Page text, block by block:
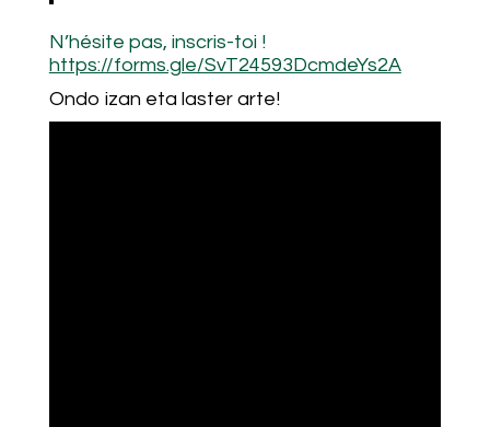
N’hésite pas, inscris-toi !
https://forms.gle/SvT24593DcmdeYs2A
Ondo izan eta laster arte!